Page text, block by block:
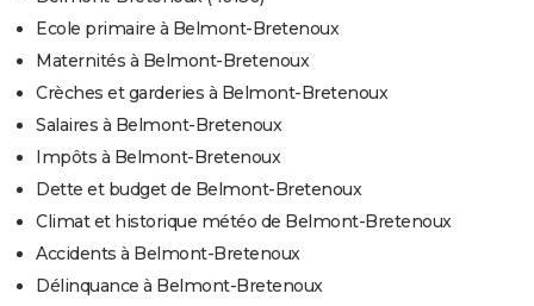
Ecole primaire à Belmont-Bretenoux
Maternités à Belmont-Bretenoux
Crèches et garderies à Belmont-Bretenoux
Salaires à Belmont-Bretenoux
Impôts à Belmont-Bretenoux
Dette et budget de Belmont-Bretenoux
Climat et historique météo de Belmont-Bretenoux
Accidents à Belmont-Bretenoux
Délinquance à Belmont-Bretenoux